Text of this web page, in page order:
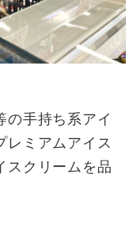
の手持ち系アイ
レミアムアイス
スクリームを品